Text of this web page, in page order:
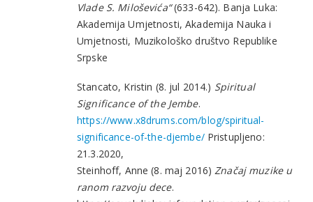
Vlade S. Miloševića“(633-642). Banja Luka:
Akademija Umjetnosti, Akademija Nauka i
Umjetnosti, Muzikološko društvo Republike
Srpske
Stancato, Kristin (8. jul 2014.) Spiritual
Significance of the Jembe.
https://www.x8drums.com/blog/spiritual-
significance-of-the-djembe/Pristupljeno:
21.3.2020,
Steinhoff, Anne (8. maj 2016) Značaj muzike u
ranom razvoju dece.